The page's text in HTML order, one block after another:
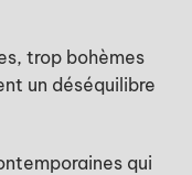
trop bohèmes
un déséquilibre
qui